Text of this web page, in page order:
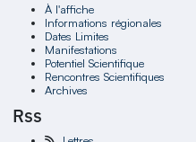
À l'affiche
Informations régionales
Dates Limites
Manifestations
Potentiel Scientifique
Rencontres Scientifiques
Archives
Rss